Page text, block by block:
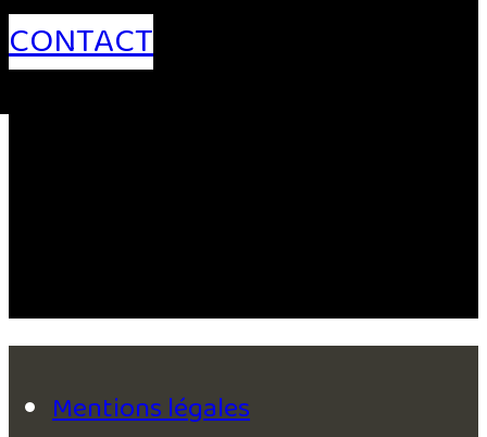
CONTACT
Mentions légales